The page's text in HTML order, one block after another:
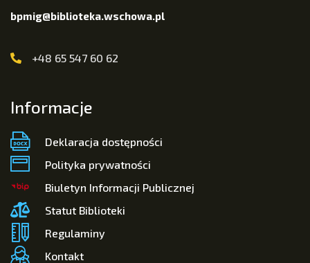
bpmig@biblioteka.wschowa.pl
+48 65 547 60 62
Informacje
Deklaracja dostępności
Polityka prywatności
Biuletyn Informacji Publicznej
Statut Biblioteki
Regulaminy
Kontakt